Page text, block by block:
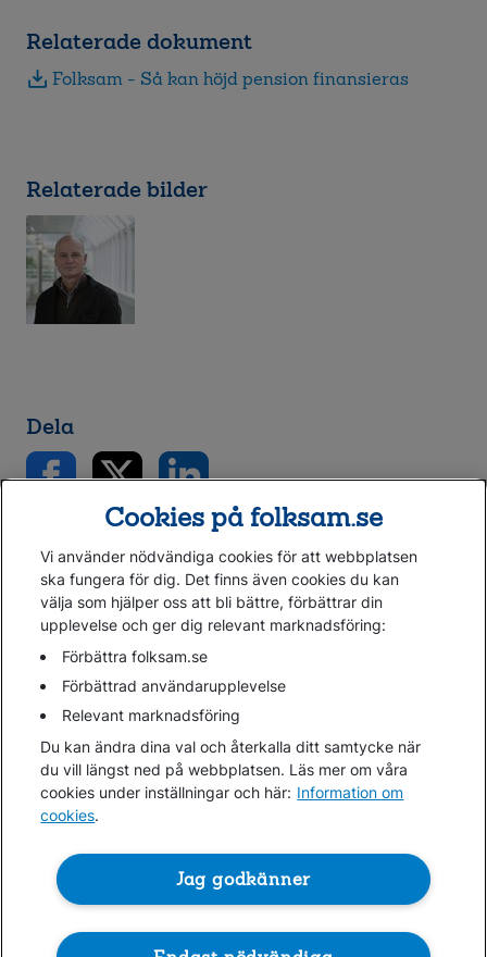
Relaterade dokument
Folksam - Så kan höjd pension finansieras
Relaterade bilder
Dela
Gå direkt till...
Folksam.se
Finansiell information
Lediga jobb
Cookies
Hantera cookies
Personuppgifter GDPR
Om penningtvättslagen
Cookies på folksam.se
Vi använder nödvändiga cookies för att webbplatsen
ska fungera för dig. Det finns även cookies du kan
välja som hjälper oss att bli bättre, förbättrar din
upplevelse och ger dig relevant marknadsföring:
Förbättra folksam.se
Förbättrad användarupplevelse
Relevant marknadsföring
Du kan ändra dina val och återkalla ditt samtycke när
du vill längst ned på webbplatsen. Läs mer om våra
cookies under inställningar och här: Information om
cookies.
Jag godkänner